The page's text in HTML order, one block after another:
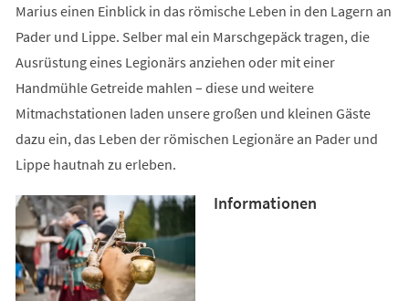
Marius einen Einblick in das römische Leben in den Lagern an
Pader und Lippe. Selber mal ein Marschgepäck tragen, die
Ausrüstung eines Legionärs anziehen oder mit einer
Handmühle Getreide mahlen – diese und weitere
Mitmachstationen laden unsere großen und kleinen Gäste
dazu ein, das Leben der römischen Legionäre an Pader und
Lippe hautnah zu erleben.
Informationen